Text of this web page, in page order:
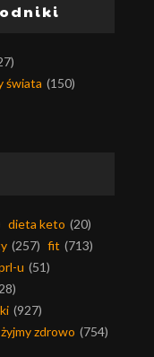
świata (150)
dieta keto (20)
(257) fit (713)
u (51)
(927)
żyjmy zdrowo (754)